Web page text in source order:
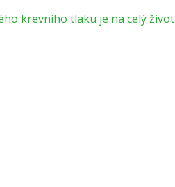
krevního tlaku je na celý život